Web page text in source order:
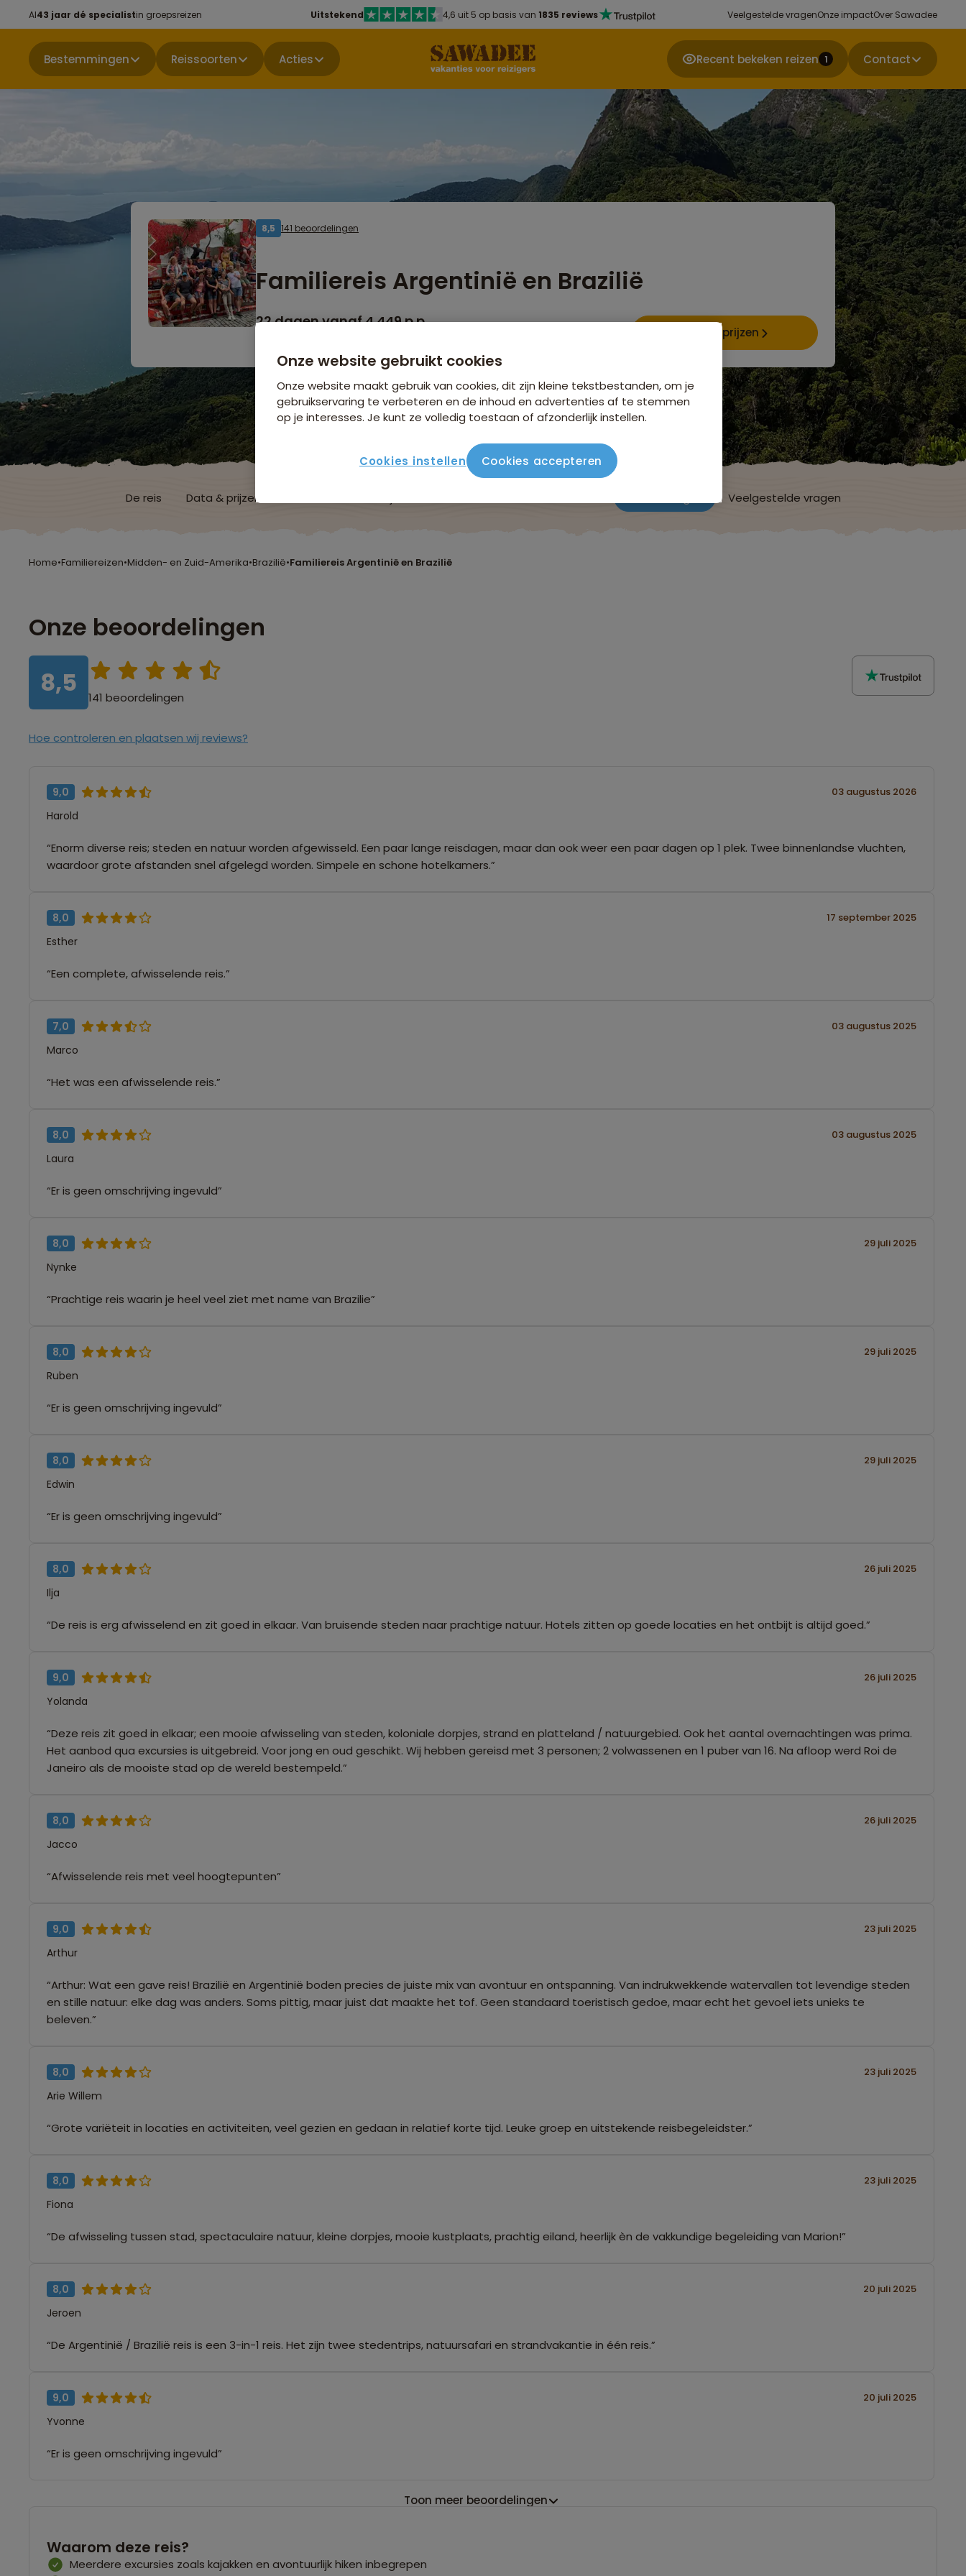
Al43 jaar dé specialistin groepsreizen Uitstekend 4,6 uit 5 op basis van 1835 reviews Veelgestelde vragenOnze impactOver Sawadee
Bestemmingen Reissoorten Acties Recent bekeken reizen 1 Contact
8,5 141 beoordelingen
Familiereis Argentinië en Brazilië
22 dagen vanaf 4.449 p.p.
Data & prijzen
De reis Data & prijzen Veelgestelde vragen
Home•Familiereizen•Midden- en Zuid-Amerika•Brazilië•Familiereis Argentinië en Brazilië
Onze beoordelingen
8,5
141 beoordelingen
Hoe controleren en plaatsen wij reviews?
9,0 03 augustus 2026
Harold
“Enorm diverse reis; steden en natuur worden afgewisseld. Een paar lange reisdagen, maar dan ook weer een paar dagen op 1 plek. Twee binnenlandse vluchten,
waardoor grote afstanden snel afgelegd worden. Simpele en schone hotelkamers.”
8,0 17 september 2025
Esther
“Een complete, afwisselende reis.”
7,0 03 augustus 2025
Marco
“Het was een afwisselende reis.”
8,0 03 augustus 2025
Laura
“Er is geen omschrijving ingevuld”
8,0 29 juli 2025
Nynke
“Prachtige reis waarin je heel veel ziet met name van Brazilie”
8,0 29 juli 2025
Ruben
“Er is geen omschrijving ingevuld”
8,0 29 juli 2025
Edwin
“Er is geen omschrijving ingevuld”
8,0 26 juli 2025
Ilja
“De reis is erg afwisselend en zit goed in elkaar. Van bruisende steden naar prachtige natuur. Hotels zitten op goede locaties en het ontbijt is altijd goed.”
9,0 26 juli 2025
Yolanda
“Deze reis zit goed in elkaar; een mooie afwisseling van steden, koloniale dorpjes, strand en platteland / natuurgebied. Ook het aantal overnachtingen was prima.
Het aanbod qua excursies is uitgebreid. Voor jong en oud geschikt. Wij hebben gereisd met 3 personen; 2 volwassenen en 1 puber van 16. Na afloop werd Roi de
Janeiro als de mooiste stad op de wereld bestempeld.”
8,0 26 juli 2025
Jacco
“Afwisselende reis met veel hoogtepunten”
9,0 23 juli 2025
Arthur
“Arthur: Wat een gave reis! Brazilië en Argentinië boden precies de juiste mix van avontuur en ontspanning. Van indrukwekkende watervallen tot levendige steden
en stille natuur: elke dag was anders. Soms pittig, maar juist dat maakte het tof. Geen standaard toeristisch gedoe, maar echt het gevoel iets unieks te
beleven.”
8,0 23 juli 2025
Arie Willem
“Grote variëteit in locaties en activiteiten, veel gezien en gedaan in relatief korte tijd. Leuke groep en uitstekende reisbegeleidster.”
8,0 23 juli 2025
Fiona
“De afwisseling tussen stad, spectaculaire natuur, kleine dorpjes, mooie kustplaats, prachtig eiland, heerlijk èn de vakkundige begeleiding van Marion!”
8,0 20 juli 2025
Jeroen
“De Argentinië / Brazilië reis is een 3-in-1 reis. Het zijn twee stedentrips, natuursafari en strandvakantie in één reis.”
9,0 20 juli 2025
Yvonne
“Er is geen omschrijving ingevuld”
Toon meer beoordelingen
Waarom deze reis?
Meerdere excursies zoals kajakken en avontuurlijk hiken inbegrepen
Onze website gebruikt cookies
Onze website maakt gebruik van cookies, dit zijn kleine tekstbestanden, om je
gebruikservaring te verbeteren en de inhoud en advertenties af te stemmen
op je interesses. Je kunt ze volledig toestaan of afzonderlijk instellen.
Cookies instellen Cookies accepteren